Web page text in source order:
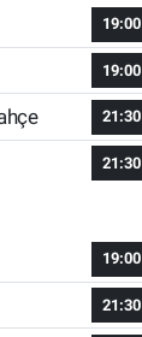
19:00
19:00
21:30
21:30
19:00
21:30